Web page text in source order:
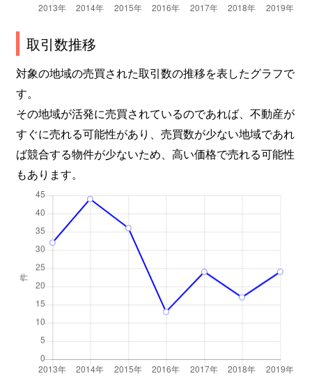
取引数推移
対象の地域の売買された取引数の推移を表したグラフで
す。
その地域が活発に売買されているのであれば、不動産が
すぐに売れる可能性があり、売買数が少ない地域であれ
ば競合する物件が少ないため、高い価格で売れる可能性
もあります。